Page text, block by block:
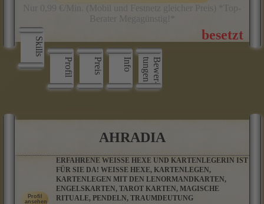
Skills
Profil
Preis Info B
e
w
e
r
­
t
u
n
g
e
n
AHRADIA
ERFAHRENE WEISSE HEXE UND KARTENLEGERIN IST
FÜR SIE DA! WEISSE HEXE, KARTENLEGEN,
KARTENLEGEN MIT DEN LENORMANDKARTEN,
ENGELSKARTEN, TAROT KARTEN, MAGISCHE
RITUALE, PENDELN, TRAUMDEUTUNG